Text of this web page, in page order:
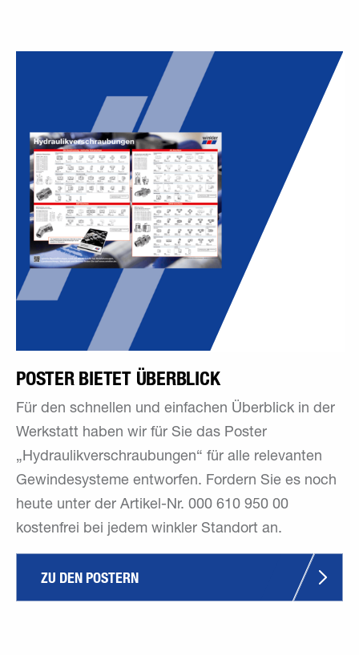
POSTER BIETET ÜBERBLICK
Für den schnellen und einfachen Überblick in der
Werkstatt haben wir für Sie das Poster
„Hydraulikverschraubungen“ für alle relevanten
Gewindesysteme entworfen. Fordern Sie es noch
heute unter der Artikel-Nr. 000 610 950 00
kostenfrei bei jedem winkler Standort an.
ZU DEN POSTERN